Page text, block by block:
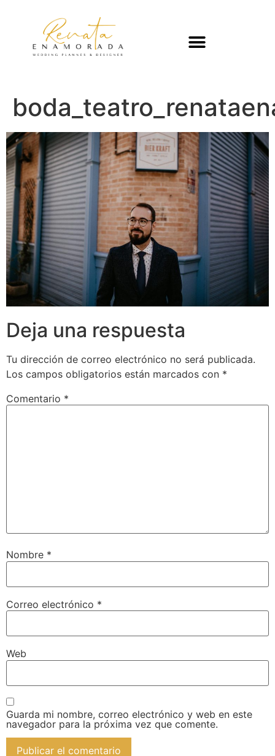
Deja una respuesta
Tu dirección de correo electrónico no será publicada.
Los campos obligatorios están marcados con *
Comentario *
Nombre *
Correo electrónico *
Web
Guarda mi nombre, correo electrónico y web en este
navegador para la próxima vez que comente.